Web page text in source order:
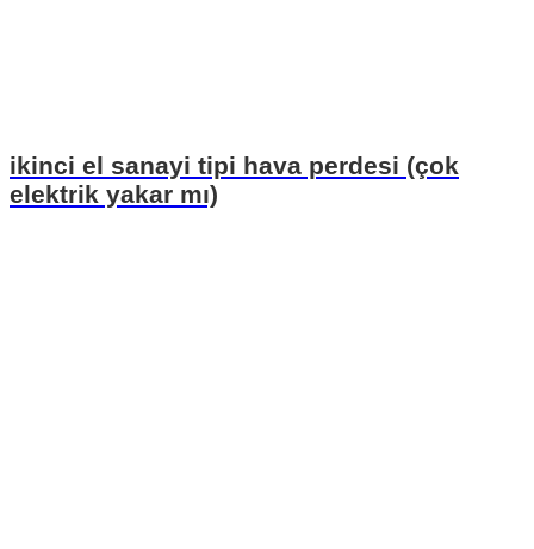
ikinci el sanayi tipi hava perdesi (çok
elektrik yakar mı)